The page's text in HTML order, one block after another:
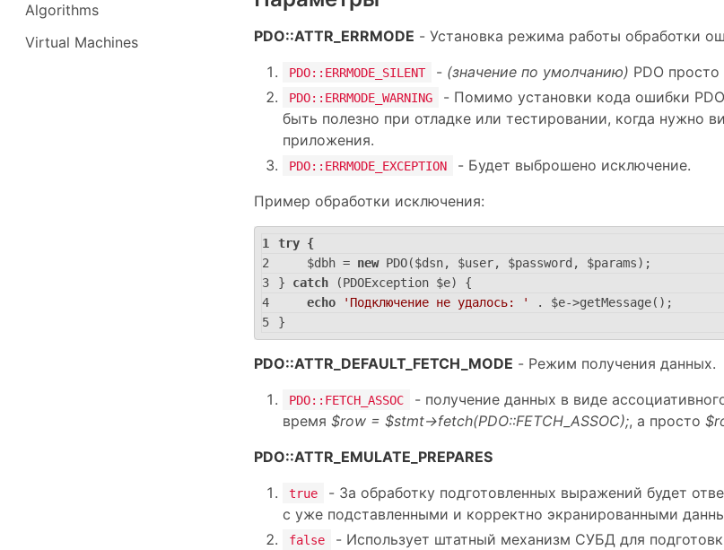
Algorithms
Virtual Machines
PDO::ATTR_ERRMODE - Установка режима работы обработки
PDO::ERRMODE_SILENT - (значение по умолчанию) PDO
PDO::ERRMODE_WARNING
- Помимо установки кода ошибки
быть полезно при отладке или тестировании, когда нужно
приложения.
PDO::ERRMODE_EXCEPTION
- Будет выброшено исключение.
Пример обработки исключения:
try {
    $dbh =
new PDO($dsn, $user, $password, $params);
} catch (PDOException $e) {
echo
'Подключение не удалось: '
. $e->getMessage();
}
PDO::ATTR_DEFAULT_FETCH_MODE - Режим получения данных.
PDO::FETCH_ASSOC
- получение данных в виде
время$row = $stmt->fetch(PDO::FETCH_ASSOC);, а просто
PDO::ATTR_EMULATE_PREPARES
true
- За обработку подготовленных выражений будет
с уже подставленными и корректно экранированными
false
- Использует штатный механизм СУБД для